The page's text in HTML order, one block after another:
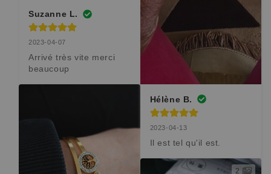
Suzanne L.
2023-04-07
Arrivé très vite merci
beaucoup
Hélène B.
2023-04-13
Il est tel qu'il est.
2